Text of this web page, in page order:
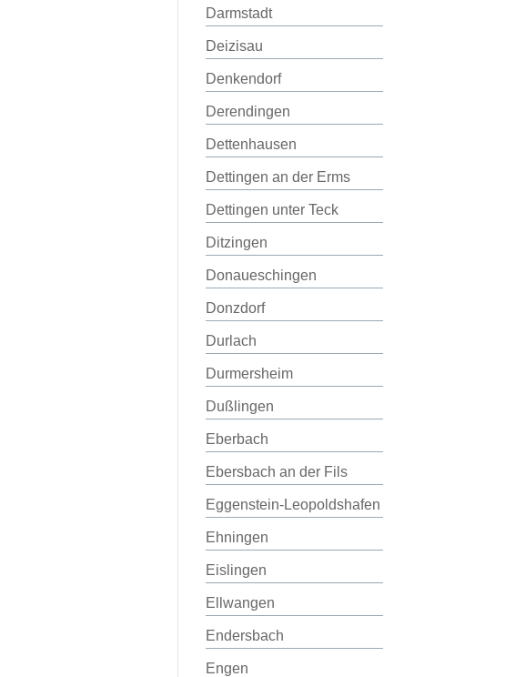
Darmstadt
Deizisau
Denkendorf
Derendingen
Dettenhausen
Dettingen an der Erms
Dettingen unter Teck
Ditzingen
Donaueschingen
Donzdorf
Durlach
Durmersheim
Dußlingen
Eberbach
Ebersbach an der Fils
Eggenstein-Leopoldshafen
Ehningen
Eislingen
Ellwangen
Endersbach
Engen